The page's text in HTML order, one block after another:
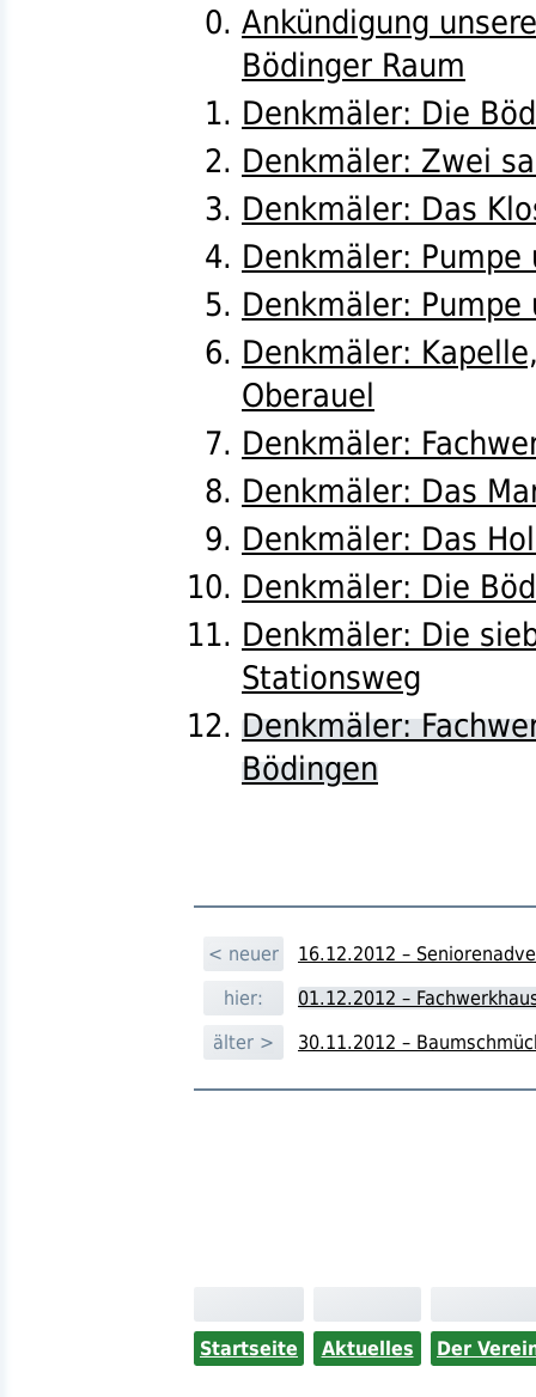
Ankündigung
Bödinger Raum
Denkmäler: Die
Denkmäler: Zwei
Denkmäler: Das
Denkmäler: Pumpe
Denkmäler:
Denkmäler:
Oberauel
Denkmäler:
Denkmäler: Das
Denkmäler: Das
Denkmäler: Die
Denkmäler: Die
Stationsweg
Denkmäler:
Bödingen
< neuer
16.12.2012 –
hier:
01.12.2012 –
älter >
30.11.2012 –
Startseite Aktuelles Der